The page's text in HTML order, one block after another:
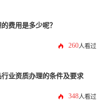
费用是多少呢？
260人看过
业资质办理的条件及要求
348人看过